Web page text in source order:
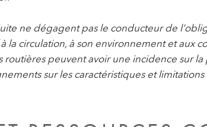
ne dégagent pas le conducteur de
la circulation, à son environnement et aux
peuvent avoir une incidence sur la
sur les caractéristiques et limitations